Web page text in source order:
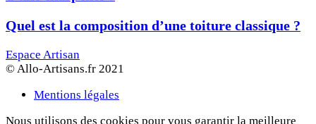
Quel est la composition d’une toiture classique ?
Espace Artisan
© Allo-Artisans.fr 2021
Mentions légales
Nous utilisons des cookies pour vous garantir la meilleure